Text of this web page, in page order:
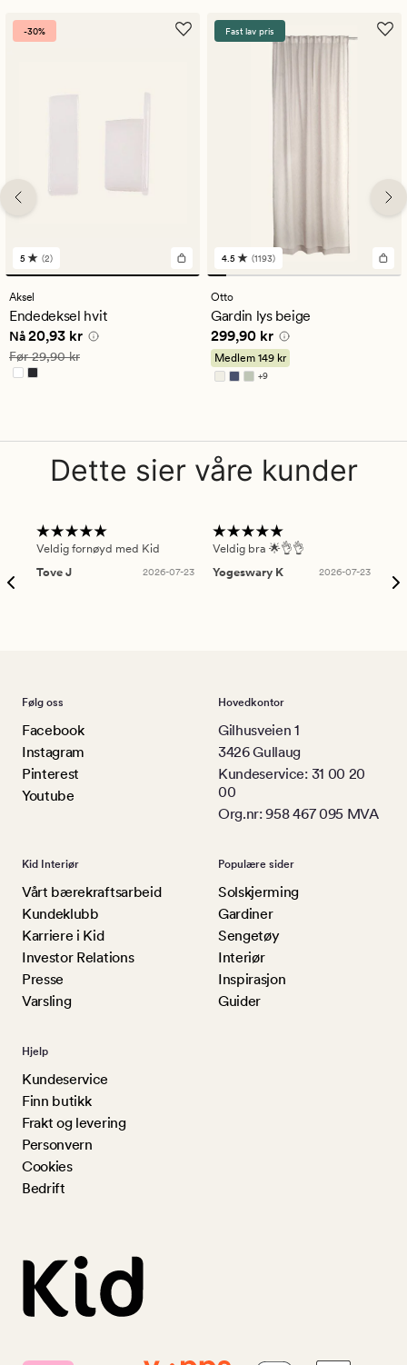
-30%
2
anmeldelser
med
en
gjennomsnittlig
vurdering
på
5
5 (2)
Aksel
Endedeksel hvit
Nåværende pris
Nå20,93 kr
Vanlig pris 29,90 kr
Før29,90 kr
Fast lav pris
1193
anmeldelser
med
en
gjennomsnittlig
vurdering
på
4.5
4.5 (1193)
Otto
Gardin lys beige
Pris 299,90 kr
299,90 kr
Medlem 149 kr
+9
Tilgjengelig i flere farger
Dette sier våre kunder
Veldig fornøyd med Kid
Tove J
2026-07-23
Veldig bra 🌟👌👌
Yogeswary K
2026-07-23
Følg oss
Facebook
Instagram
Pinterest
Youtube
Hovedkontor
Gilhusveien 1
3426 Gullaug
Kundeservice: 31 00 20
00
Org.nr: 958 467 095 MVA
Kid Interiør
Vårt bærekraftsarbeid
Kundeklubb
Karriere i Kid
Investor Relations
Presse
Varsling
Populære sider
Solskjerming
Gardiner
Sengetøy
Interiør
Inspirasjon
Guider
Hjelp
Kundeservice
Finn butikk
Frakt og levering
Personvern
Cookies
Bedrift